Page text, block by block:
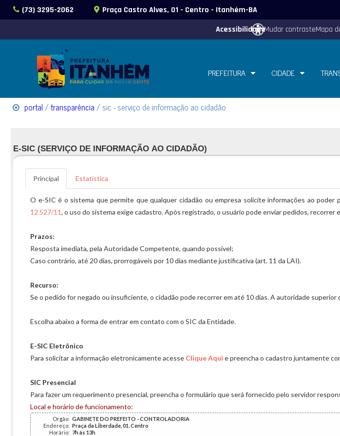
(73) 3295-2062 Praça Castro Alves, 01 - Centro - Itanhém-BA
AcessibilidadeMudar contrasteMapa
PREFEITURA CIDADE
portal/transparência/ sic - serviço de informação ao cidadão